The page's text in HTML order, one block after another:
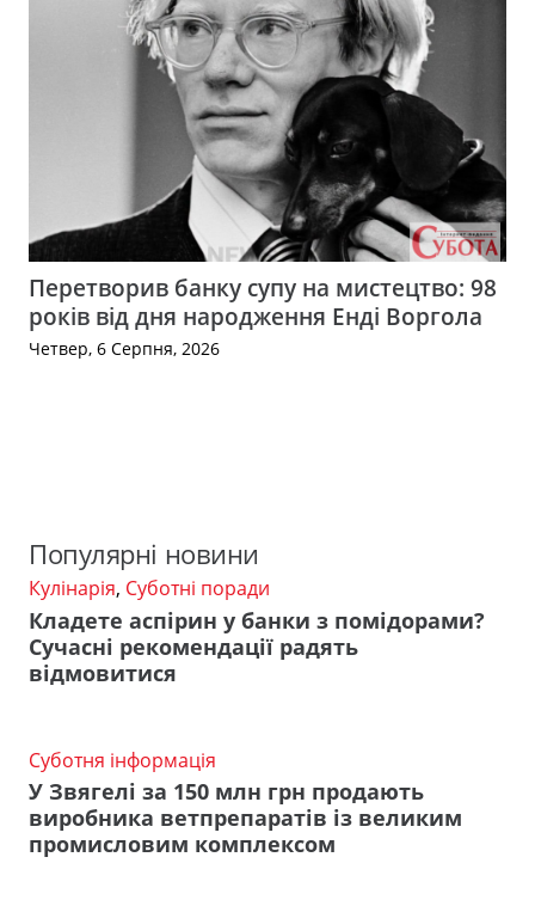
Перетворив банку супу на мистецтво: 98
років від дня народження Енді Воргола
Четвер, 6 Серпня, 2026
Популярні новини
Кулінарія, Суботні поради
Кладете аспірин у банки з помідорами?
Сучасні рекомендації радять
відмовитися
Суботня інформація
У Звягелі за 150 млн грн продають
виробника ветпрепаратів із великим
промисловим комплексом